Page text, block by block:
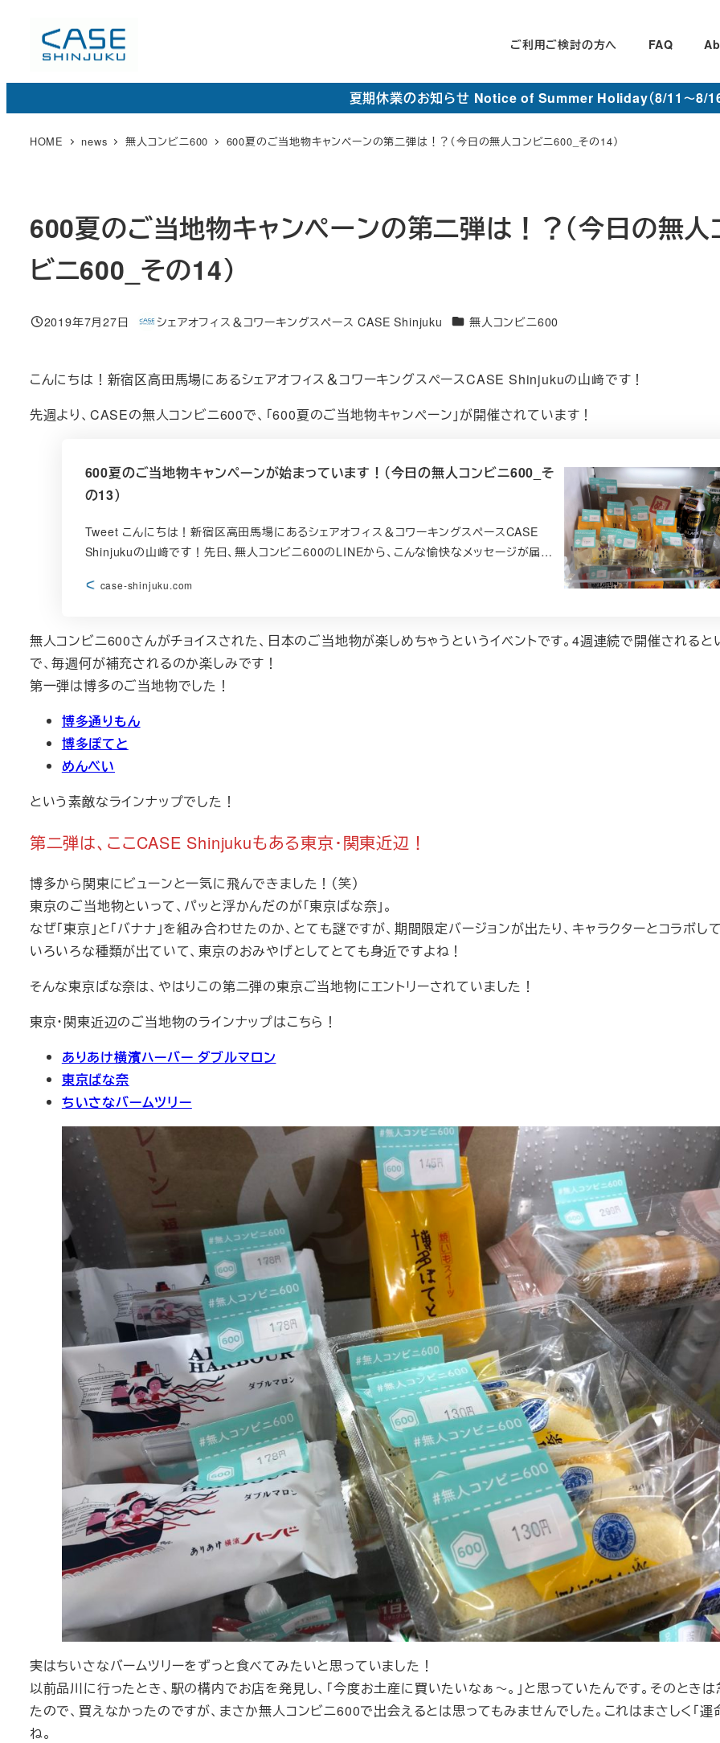
コ
ご利用ご検討の方へ FAQ
夏期休業のお知らせ Notice of Summer Holiday（8/11～8/16
HOME news 無人コンビニ600 600夏のご当地物キャンペーンの第二弾は！？（今日の無人コンビニ600_その14）
600夏のご当地物キャンペーンの第二弾は！？（今日の無人
ビニ600_その14）
投稿日
2019年7月27日
著
シェアオフィス＆コワーキングスペース CASE Shinjuku
カ
リ
無人コンビニ600
こんにちは！新宿区高田馬場にあるシェアオフィス＆コワーキングスペースCASE Shinjukuの山﨑です！
先週より、CASEの無人コンビニ600で、「600夏のご当地物キャンペーン」が開催されています！
600夏のご当地物キャンペーンが始まっています！（今日の無人コンビニ600_そ
の13）
Tweet こんにちは！新宿区高田馬場にあるシェアオフィス＆コワーキングスペースCASE
Shinjukuの山﨑です！先日、無人コンビニ600のLINEから、こんな愉快なメッセージが届…
case-shinjuku.com
無人コンビニ600さんがチョイスされた、日本のご当地物が楽しめちゃうというイベントです。4週連続で開催されると
で、毎週何が補充されるのか楽しみです！
第一弾は博多のご当地物でした！
博多通りもん
博多ぽてと
めんべい
という素敵なラインナップでした！
第二弾は、ここCASE Shinjukuもある東京・関東近辺！
博多から関東にビューンと一気に飛んできました！（笑）
東京のご当地物といって、パッと浮かんだのが「東京ばな奈」。
なぜ「東京」と「バナナ」を組み合わせたのか、とても謎ですが、期間限定バージョンが出たり、キャラクターとコラボし
いろいろな種類が出ていて、東京のおみやげとしてとても身近ですよね！
そんな東京ばな奈は、やはりこの第二弾の東京ご当地物にエントリーされていました！
東京・関東近辺のご当地物のラインナップはこちら！
ありあけ横濱ハーバー ダブルマロン
東京ばな奈
ちいさなバームツリー
実はちいさなバームツリーをずっと食べてみたいと思っていました！
以前品川に行ったとき、駅の構内でお店を発見し、「今度お土産に買いたいなぁ～。」と思っていたんです。そのとき
たので、買えなかったのですが、まさか無人コンビニ600で出会えるとは思ってもみませんでした。これはまさしく「運
ね。